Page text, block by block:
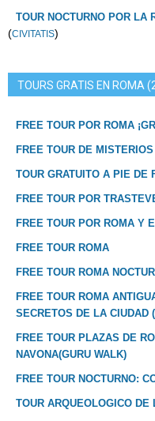
TOUR NOCTURNO POR LA
(CIVITATIS)
TOURS GRATIS EN ROMA
FREE TOUR POR ROMA
FREE TOUR DE
TOUR GRATUITO A PIE DE
FREE TOUR POR
FREE TOUR POR ROMA Y
FREE TOUR ROMA
FREE TOUR ROMA
FREE TOUR ROMA
SECRETOS DE LA CIUDAD
FREE TOUR PLAZAS DE
NAVONA(GURU WALK)
FREE TOUR NOCTURNO:
TOUR ARQUEOLOGICO